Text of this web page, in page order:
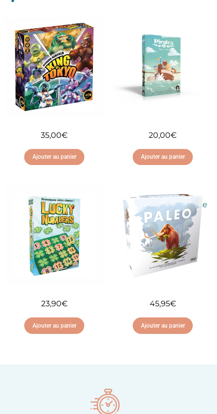
35,00€
Ajouter au panier
Ajouter à ma liste
d'envies
20,00€
Ajouter au panier
Ajouter à ma liste
d'envies
23,90€
Ajouter au panier
45,95€
Ajouter au panier